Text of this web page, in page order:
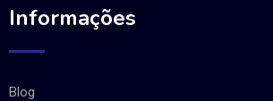
Informações
Blog